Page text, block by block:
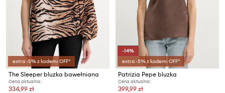
extra -5% z kodem: OFF*
The Sleeper bluzka bawełniana
Cena aktualna:
334,99 zł
-14%
extra -5% z kodem: OFF*
Patrizia Pepe bluzka
Cena aktualna:
399,99 zł